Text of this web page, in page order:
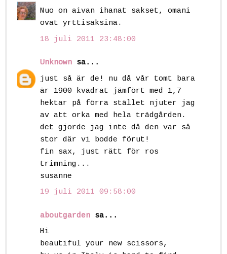
Nuo on aivan ihanat sakset, omani
ovat yrttisaksina.
18 juli 2011 23:48:00
Unknown sa...
just så är de! nu då vår tomt bara
är 1900 kvadrat jämfört med 1,7
hektar på förra stället njuter jag
av att orka med hela trädgården.
det gjorde jag inte då den var så
stor där vi bodde förut!
fin sax, just rätt för ros
trimning...
susanne
19 juli 2011 09:58:00
aboutgarden sa...
Hi
beautiful your new scissors,